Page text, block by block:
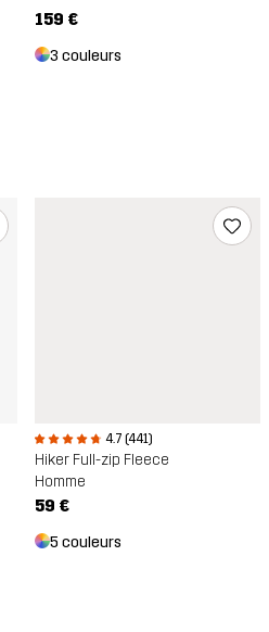
159 €
3 couleurs
4.7 (441)
Hiker Full-zip Fleece
Homme
59 €
5 couleurs